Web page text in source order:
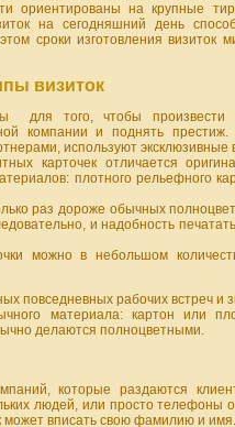
ориентированы на крупные
на сегодняшний день
сроки изготовления визиток
визиток
для того, чтобы произвести
компании и поднять
используют эксклюзивные
карточек отличается
плотного рельефного
раз дороже обычных
и надобность
можно в небольшом
повседневных рабочих встреч и
материала: картон или
делаются полноцветными.
которые раздаются
людей, или просто телефоны
может вписать свою фамилию и имя.